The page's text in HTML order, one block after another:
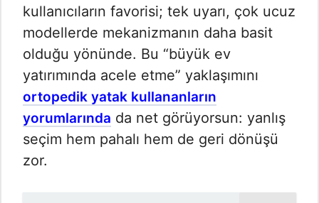
kullanıcıların favorisi; tek uyarı, çok ucuz
modellerde mekanizmanın daha basit
olduğu yönünde. Bu “büyük ev
yatırımında acele etme” yaklaşımını
ortopedik yatak kullananların
yorumlarında da net görüyorsun: yanlış
seçim hem pahalı hem de geri dönüşü
zor.